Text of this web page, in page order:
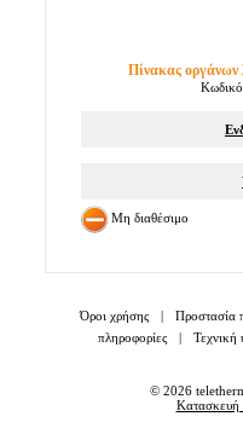
Πίνακας
Μη διαθέσιμο
Όροι χρήσης | Προστασία
πληροφορίες
| Τεχνική
© 2026
Κατασκευή